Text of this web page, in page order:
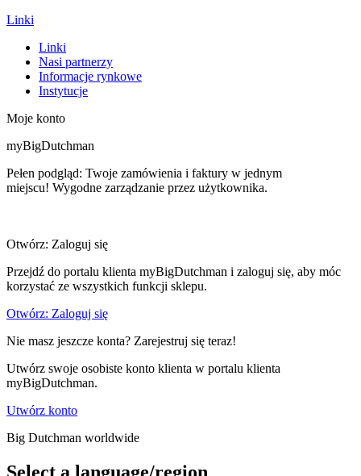
Linki
Linki
Nasi partnerzy
Informacje rynkowe
Instytucje
Moje konto
myBigDutchman
Pełen podgląd: Twoje zamówienia i faktury w jednym
miejscu! Wygodne zarządzanie przez użytkownika.
Otwórz: Zaloguj się
Przejdź do portalu klienta myBigDutchman i zaloguj się, aby móc
korzystać ze wszystkich funkcji sklepu.
Otwórz: Zaloguj się
Nie masz jeszcze konta? Zarejestruj się teraz!
Utwórz swoje osobiste konto klienta w portalu klienta
myBigDutchman.
Utwórz konto
Big Dutchman worldwide
Select a language/region